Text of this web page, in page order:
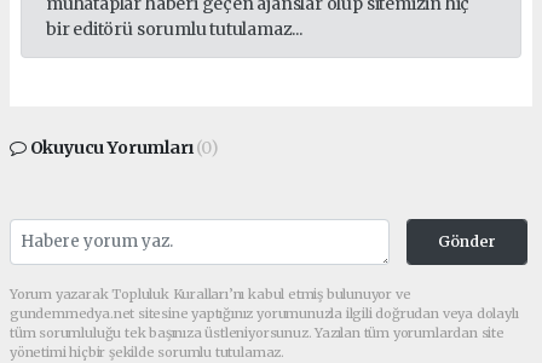
bir editörü sorumlu tutulamaz...
Okuyucu Yorumları(0)
Gönder
Yorum yazarak Topluluk Kuralları’nı kabul etmiş bulunuyor ve
gundemmedya.net sitesine yaptığınız yorumunuzla ilgili doğrudan veya dolaylı
tüm sorumluluğu tek başınıza üstleniyorsunuz. Yazılan tüm yorumlardan site
yönetimi hiçbir şekilde sorumlu tutulamaz.